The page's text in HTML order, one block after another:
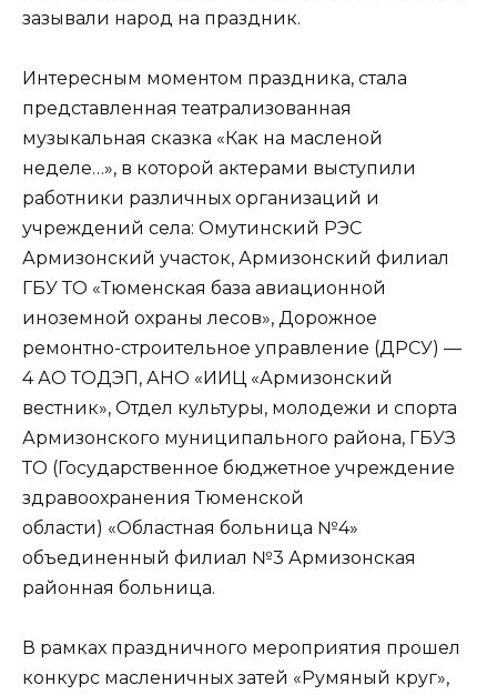
зазывали народ на праздник.
Интересным моментом праздника, стала
представленная театрализованная
музыкальная сказка «Как на масленой
неделе…», в которой актерами выступили
работники различных организаций и
учреждений села: Омутинский РЭС
Армизонский участок, Армизонский филиал
ГБУ ТО «Тюменская база авиационной
иноземной охраны лесов», Дорожное
ремонтно-строительное управление (ДРСУ) —
4 АО ТОДЭП, АНО «ИИЦ «Армизонский
вестник», Отдел культуры, молодежи и спорта
Армизонского муниципального района, ГБУЗ
ТО (Государственное бюджетное учреждение
здравоохранения Тюменской
области) «Областная больница №4»
объединенный филиал №3 Армизонская
районная больница.
В рамках праздничного мероприятия прошел
конкурс масленичных затей «Румяный круг»,